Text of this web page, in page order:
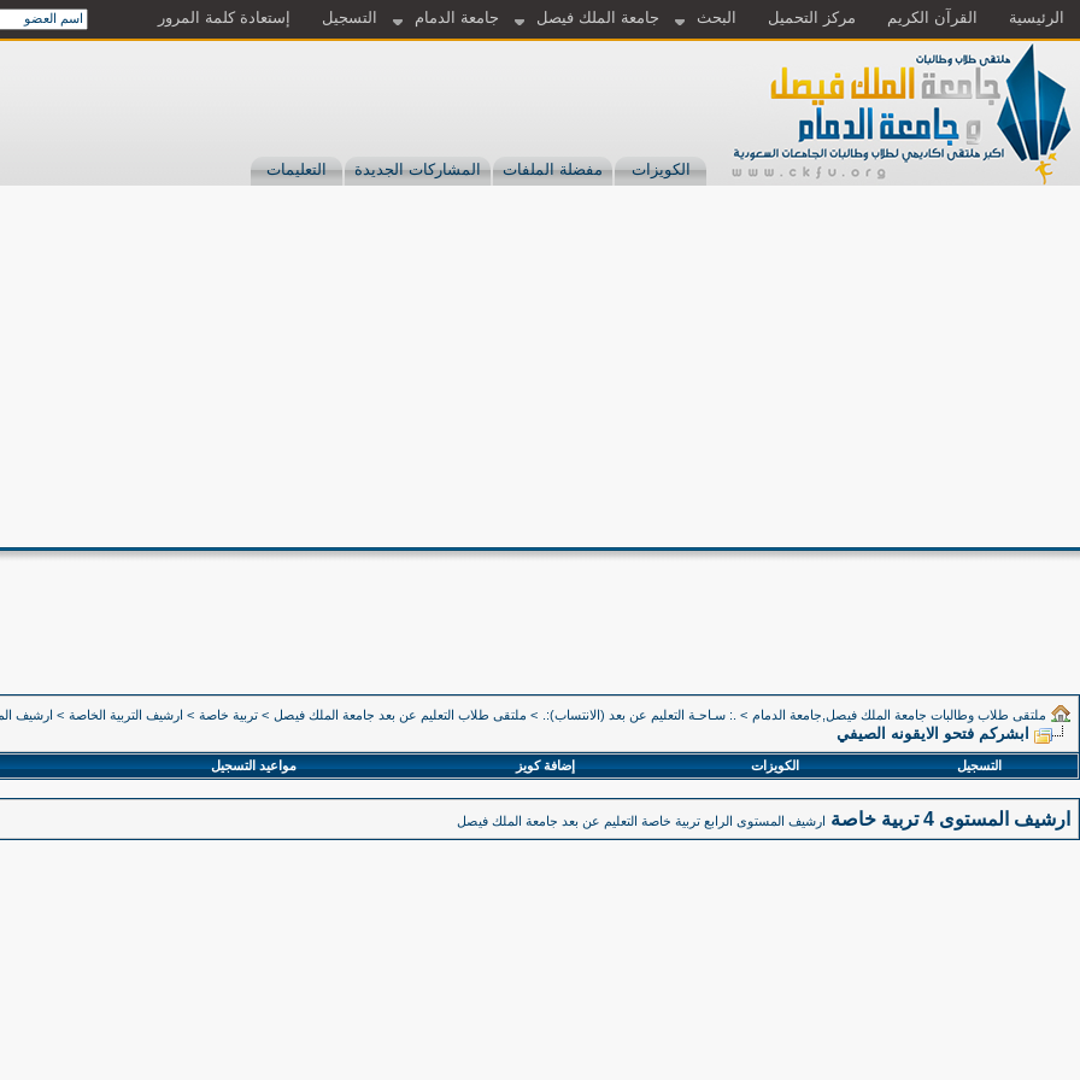
الرئيسية القرآن الكريم مركز التحميل البحث جامعة الملك فيصل جامعة الدمام التسجيل إستعادة كلمة المرور
الكويزات مفضلة الملفات المشاركات الجديدة التعليمات
ملتقى طلاب وطالبات جامعة الملك فيصل,جامعة الدمام > .: سـاحـة التعليم عن بعد (الانتساب):. > ملتقى طلاب التعليم عن بعد جامعة الملك فيصل > تربية خاصة > ارشيف التربية الخاصة > ارشيف المستوى
ابشركم فتحو الايقونه الصيفي
التسجيل الكويزات إضافة كويز مواعيد التسجيل
ارشيف المستوى 4 تربية خاصة ارشيف المستوى الرابع تربية خاصة التعليم عن بعد جامعة الملك فيصل